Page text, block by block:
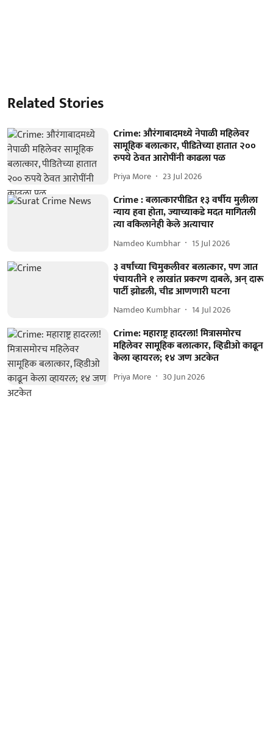
Related Stories
Crime: औरंगाबादमध्ये नेपाळी महिलेवर
सामूहिक बलात्कार, पीडितेच्या हातात २००
रुपये ठेवत आरोपींनी काढला पळ
Priya More 23 Jul 2026
Crime : बलात्कारपीडित १३ वर्षीय मुलीला
न्याय हवा होता, ज्याच्याकडे मदत मागितली
त्या वकिलानेही केले अत्याचार
Namdeo Kumbhar 15 Jul 2026
३ वर्षांच्या चिमुकलीवर बलात्कार, पण जात
पंचायतीने १ लाखांत प्रकरण दाबले, अन् दारू
पार्टी झोडली, चीड आणणारी घटना
Namdeo Kumbhar 14 Jul 2026
Crime: महाराष्ट्र हादरला! मित्रासमोरच
महिलेवर सामूहिक बलात्कार, व्हिडीओ काढून
केला व्हायरल; १४ जण अटकेत
Priya More 30 Jun 2026